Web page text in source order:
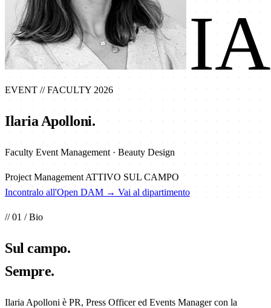
IA
EVENT // FACULTY 2026
Ilaria Apolloni.
Faculty Event Management · Beauty Design
Project Management ATTIVO SUL CAMPO
Incontralo all'Open DAM → Vai al dipartimento
// 01 / Bio
Sulcampo.
Sempre.
Ilaria Apolloni è PR, Press Officer ed Events Manager con la